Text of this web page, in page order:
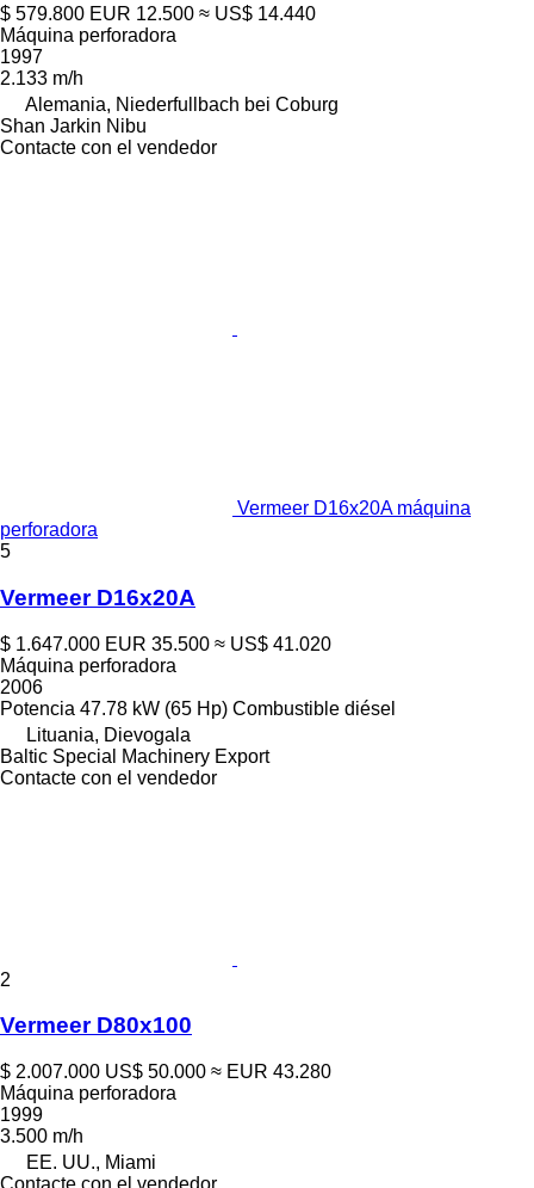
$ 579.800 EUR 12.500 ≈ US$ 14.440
Máquina perforadora
1997
2.133 m/h
Alemania, Niederfullbach bei Coburg
Shan Jarkin Nibu
Contacte con el vendedor
Vermeer D16x20A máquina
perforadora
5
Vermeer D16x20A
$ 1.647.000 EUR 35.500 ≈ US$ 41.020
Máquina perforadora
2006
Potencia 47.78 kW (65 Hp) Combustible diésel
Lituania, Dievogala
Baltic Special Machinery Export
Contacte con el vendedor
2
Vermeer D80x100
$ 2.007.000 US$ 50.000 ≈ EUR 43.280
Máquina perforadora
1999
3.500 m/h
EE. UU., Miami
Contacte con el vendedor